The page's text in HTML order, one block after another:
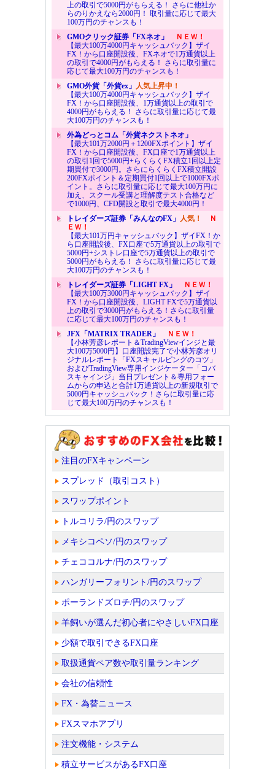
上の取引で5000円がもらえる！ さらに他社か
らのりかえなら2000円！ 取引量に応じて最大
100万円のチャンスも！
GMOクリック証券「FXネオ」
ＮＥＷ！
【最大100万4000円キャッシュバック】ザイ
FX！から口座開設後、FXネオで1万通貨以上
の取引で4000円がもらえる！ さらに取引量に
応じて最大100万円のチャンスも！
GMO外貨「外貨ex」 人気上昇中！
【最大100万4000円キャッシュバック】ザイ
FX！から口座開設後、1万通貨以上の取引で
4000円がもらえる！ さらに取引量に応じて最
大100万円のチャンスも！
外為どっとコム「外貨ネクストネオ」
【最大101万2000円＋1200FXポイント】ザイ
FX！から口座開設後、FX口座で1万通貨以上
の取引1回で5000円+らくらくFX積立1回以上定
期買付で3000円。さらにらくらくFX積立開設
200FXポイント＆定期買付1回以上で1000FXポ
イント。さらに取引量に応じて最大100万円に
加え、スクール受講と理解度テスト合格など
で1000円、CFD開設と取引で最大4000円！
トレイダーズ証券「みんなのFX」 人気！
Ｎ
ＥＷ！
【最大101万円キャッシュバック】ザイFX！か
ら口座開設後、FX口座で5万通貨以上の取引で
5000円+シストレ口座で5万通貨以上の取引で
5000円がもらえる！ さらに取引量に応じて最
大100万円のチャンスも！
トレイダーズ証券「LIGHT FX」
ＮＥＷ！
【最大100万3000円キャッシュバック】ザイ
FX！から口座開設後、LIGHT FXで5万通貨以
上の取引で3000円がもらえる！さらに取引量
に応じて最大100万円のチャンスも！
JFX「MATRIX TRADER」
ＮＥＷ！
【小林芳彦レポート＆TradingViewインジと最
大100万5000円】口座開設完了で小林芳彦オリ
ジナルレポート「FXスキャルピングのコツ」
およびTradingView専用インジケーター「コバ
スキャインジ」当日プレゼント＆専用フォー
ムからの申込と合計1万通貨以上の新規取引で
5000円キャッシュバック！さらに取引量に応
じて最大100万円のチャンスも！
注目のFXキャンペーン
スプレッド（取引コスト）
スワップポイント
トルコリラ/円のスワップ
メキシコペソ/円のスワップ
チェココルナ/円のスワップ
ハンガリーフォリント/円のスワップ
ポーランドズロチ/円のスワップ
羊飼いが選んだ初心者にやさしいFX口座
少額で取引できるFX口座
取扱通貨ペア数や取引量ランキング
会社の信頼性
FX・為替ニュース
FXスマホアプリ
注文機能・システム
積立サービスがあるFX口座